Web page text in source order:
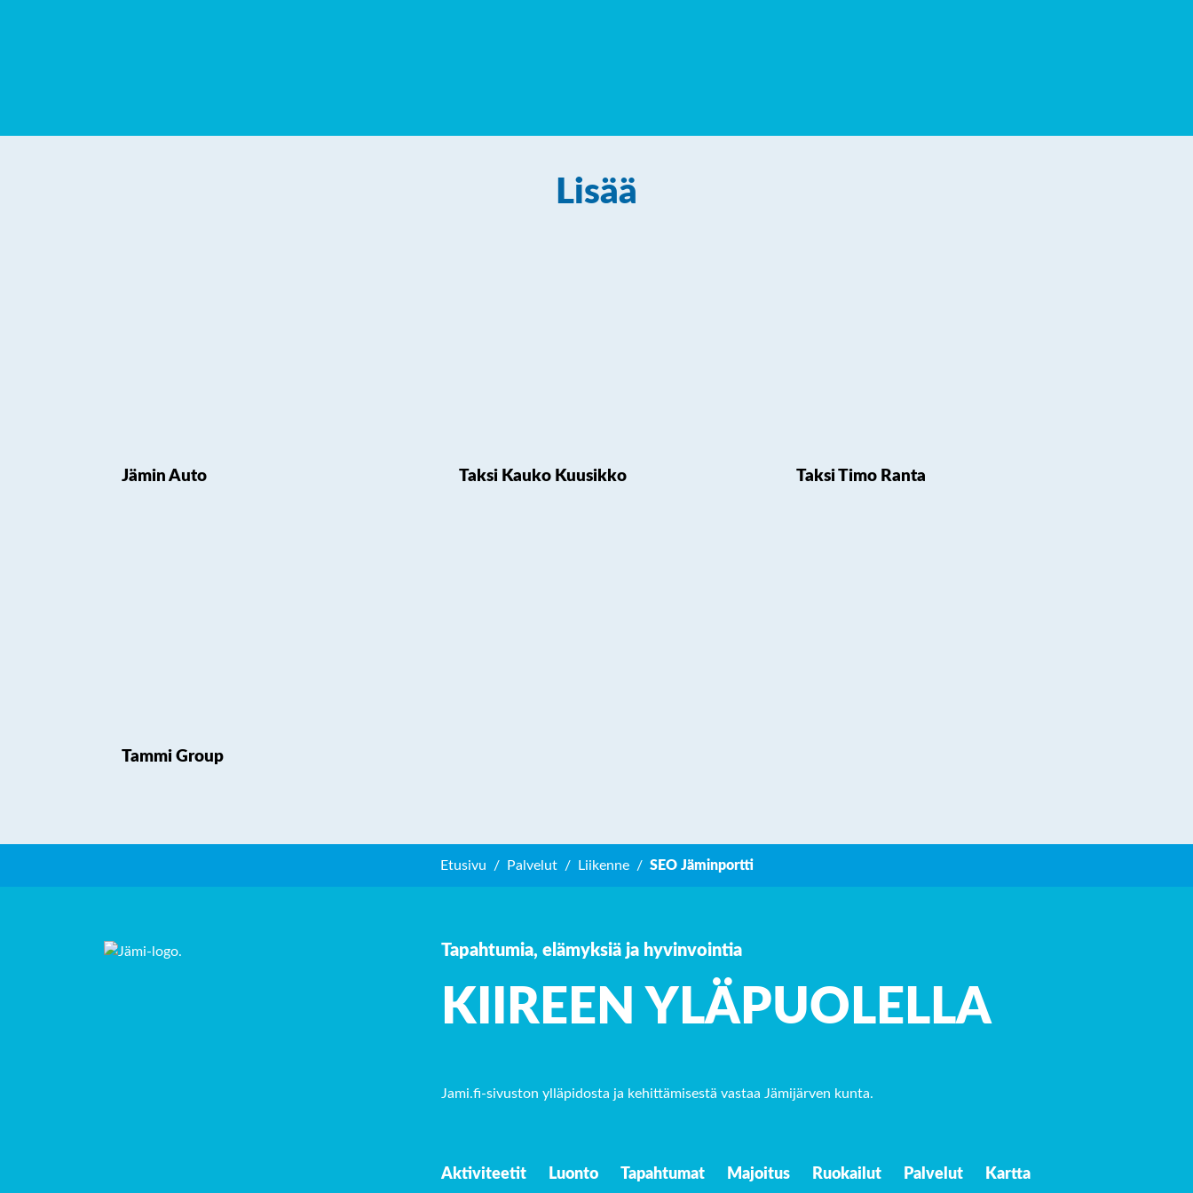
Lisää
Jämin Auto Taksi Kauko Kuusikko Taksi Timo Ranta
Tammi Group
Etusivu Palvelut Liikenne SEO Jäminportti
Tapahtumia, elämyksiä ja hyvinvointia
K IIREEN YLÄPUOLELLA
Jami.fi-sivuston ylläpidosta ja kehittämisestä vastaa Jämijärven kunta.
Aktiviteetit Luonto Tapahtumat Majoitus Ruokailut Palvelut Kartta